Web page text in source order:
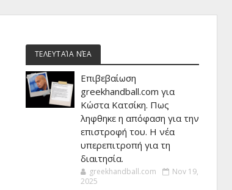
ΤΕΛΕΥΤΑΊΑ ΝΈΑ
Επιβεβαίωση
greekhandball.com για
Κώστα Κατσίκη. Πως
ληφθηκε η απόφαση για την
επιστροφή του. Η νέα
υπερεπιτροπή για τη
διαιτησία.
greekhandball.com
Nov 19,
2025